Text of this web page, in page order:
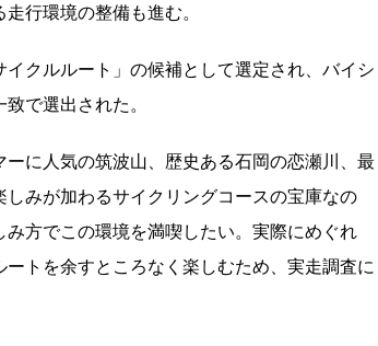
行環境の整備も進む。
クルルート」の候補として選定され、バイシ
で選出された。
に人気の筑波山、歴史ある石岡の恋瀬川、最
みが加わるサイクリングコースの宝庫なの
方でこの環境を満喫したい。実際にめぐれ
トを余すところなく楽しむため、実走調査に